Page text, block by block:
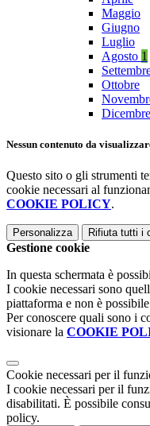
Maggio
Giugno
Luglio
Agosto 1
Ottobre
Dicembre
Nessun contenuto da
Questo sito o gli strumenti
cookie necessari al
COOKIE POLICY.
Personalizza Rifiuta tutti i
Gestione cookie
In questa schermata è
I cookie necessari sono
piattaforma e non è
Per conoscere quali sono i
visionare la COOKIE
Cookie necessari per il
I cookie necessari per il
disabilitati. È possibile
policy.